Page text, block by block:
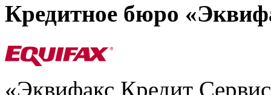
Кредитное бюро
«Эквифакс Кредит